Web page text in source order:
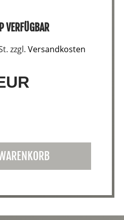
VERFÜGBAR
zzgl. Versandkosten